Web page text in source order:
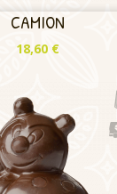
CAMION
Prix
18,60 €